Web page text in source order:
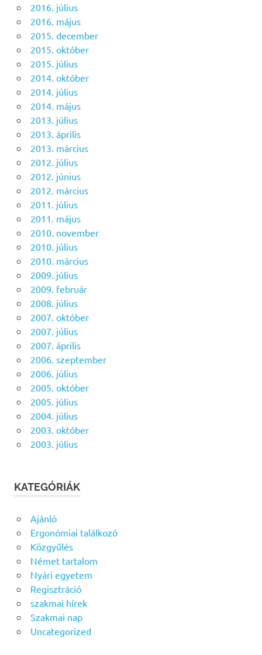
2016. július
2016. május
2015. december
2015. október
2015. július
2014. október
2014. július
2014. május
2013. július
2013. április
2013. március
2012. július
2012. június
2012. március
2011. július
2011. május
2010. november
2010. július
2010. március
2009. július
2009. február
2008. július
2007. október
2007. július
2007. április
2006. szeptember
2006. július
2005. október
2005. július
2004. július
2003. október
2003. július
KATEGÓRIÁK
Ajánló
Ergonómiai találkozó
Közgyűlés
Német tartalom
Nyári egyetem
Regisztráció
szakmai hírek
Szakmai nap
Uncategorized